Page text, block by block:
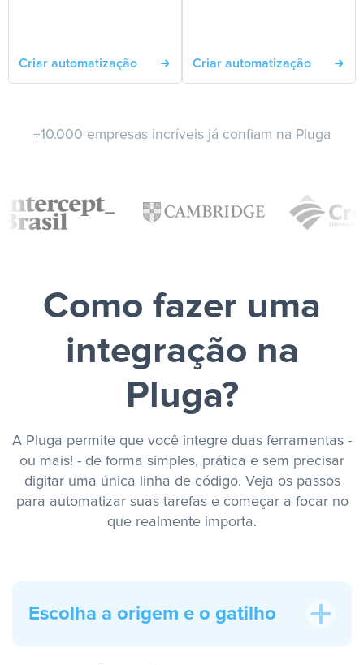
Criar automatização Criar automatização
+10.000 empresas incríveis já confiam na Pluga
Como fazer uma
integração na
Pluga?
A Pluga permite que você integre duas ferramentas -
ou mais! - de forma simples, prática e sem precisar
digitar uma única linha de código. Veja os passos
para automatizar suas tarefas e começar a focar no
que realmente importa.
Escolha a origem e o gatilho